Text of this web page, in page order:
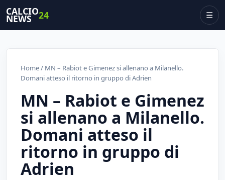
CALCIO
NEWS 24 ☰
Home/ MN – Rabiot e Gimenez si allenano a Milanello.
Domani atteso il ritorno in gruppo di Adrien
MN – Rabiot e Gimenez
si allenano a Milanello.
Domani atteso il
ritorno in gruppo di
Adrien